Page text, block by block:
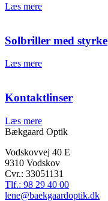
Læs mere
Solbriller med styrke
Læs mere
Kontaktlinser
Læs mere
Bækgaard Optik
Vodskovvej 40 E
9310 Vodskov
Cvr.: 33051131
Tlf.: 98 29 40 00
lene@baekgaardoptik.dk